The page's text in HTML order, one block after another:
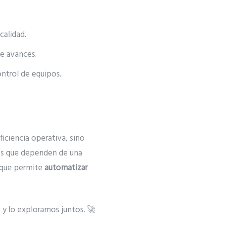
avances.
de equipos.
operativa, sino
que dependen de una
permiteautomatizar
lo exploramos juntos. 🚀